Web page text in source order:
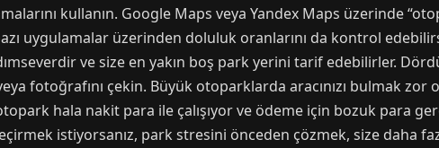
kullanın. Google Maps veya Yandex Maps üzerinde
uygulamalar üzerinden doluluk oranlarını da kontrol
ve size en yakın boş park yerini tarif edebilirler.
fotoğrafını çekin. Büyük otoparklarda aracınızı bulmak zor
hala nakit para ile çalışıyor ve ödeme için bozuk para
istiyorsanız, park stresini önceden çözmek, size daha